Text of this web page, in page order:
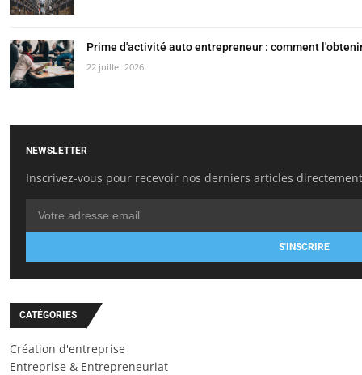
Prime d'activité auto entrepreneur : comment
22 juillet 2026
NEWSLETTER
Inscrivez-vous pour recevoir nos derniers articles
S'INSCRIRE
CATÉGORIES
Création d'entreprise
Entreprise & Entrepreneuriat